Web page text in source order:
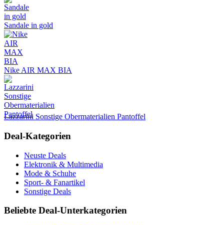
Sandale in gold
Nike AIR MAX BIA
Lazzarini Sonstige Obermaterialien Pantoffel
Deal-Kategorien
Neuste Deals
Elektronik & Multimedia
Mode & Schuhe
Sport- & Fanartikel
Sonstige Deals
Beliebte Deal-Unterkategorien